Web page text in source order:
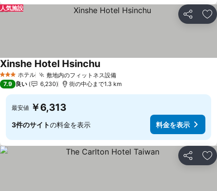
シェア お
人気施設
3 ホテルのランク
ホテル 敷地内のフィットネス設備
Xinshe Hotel Hsinchu
7.9 良い 6,230 街の中心まで1.3 km
最安値 ￥6,313
3件のサイトの料金を表示 料金を表示
シェア お